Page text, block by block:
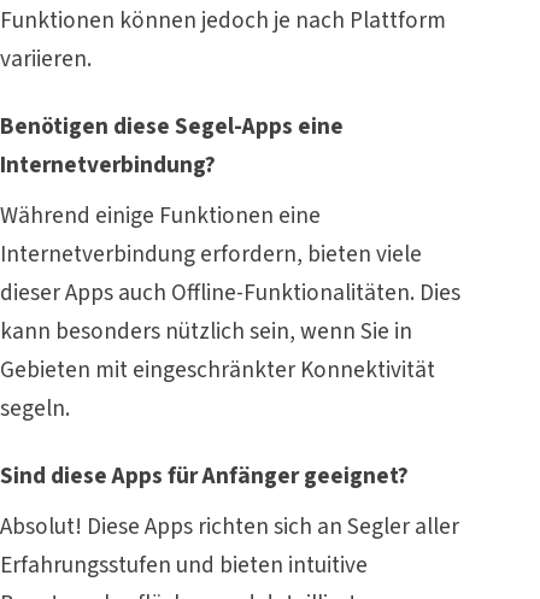
Funktionen können jedoch je nach Plattform
variieren.
Benötigen diese Segel-Apps eine
Internetverbindung?
Während einige Funktionen eine
Internetverbindung erfordern, bieten viele
dieser Apps auch Offline-Funktionalitäten. Dies
kann besonders nützlich sein, wenn Sie in
Gebieten mit eingeschränkter Konnektivität
segeln.
Sind diese Apps für Anfänger geeignet?
Absolut! Diese Apps richten sich an Segler aller
Erfahrungsstufen und bieten intuitive